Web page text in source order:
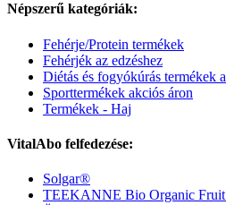
Népszerű kategóriák:
Fehérje/Protein termékek
Fehérjék az edzéshez
Diétás és fogyókúrás termékek
Sporttermékek akciós áron
Termékek - Haj
VitalAbo felfedezése:
Solgar®
TEEKANNE Bio Organic Fruit